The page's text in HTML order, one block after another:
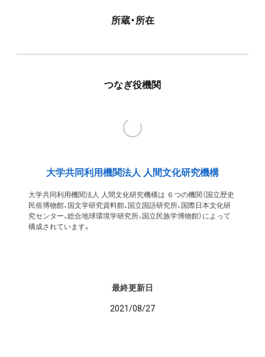
所蔵・所在
つなぎ役機関
大学共同利用機関法人 人間文化研究機構
大学共同利用機関法人 人間文化研究機構は ６つの機関（国立歴史
民俗博物館、国文学研究資料館、国立国語研究所、国際日本文化研
究センター、総合地球環境学研究所、国立民族学博物館）によって
構成されています。
最終更新日
2021/08/27